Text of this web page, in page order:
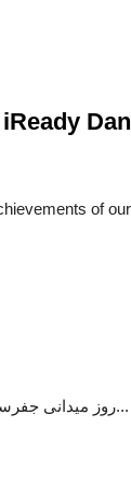
of
روز میدانی جفرسون از ابتدا تا انتها پر از هیجان بود! دانش آموزان...